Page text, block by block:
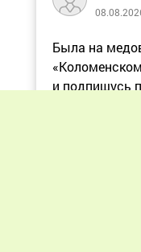
Была на
и подпишусь